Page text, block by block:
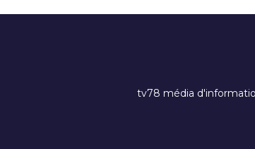
tv78 média